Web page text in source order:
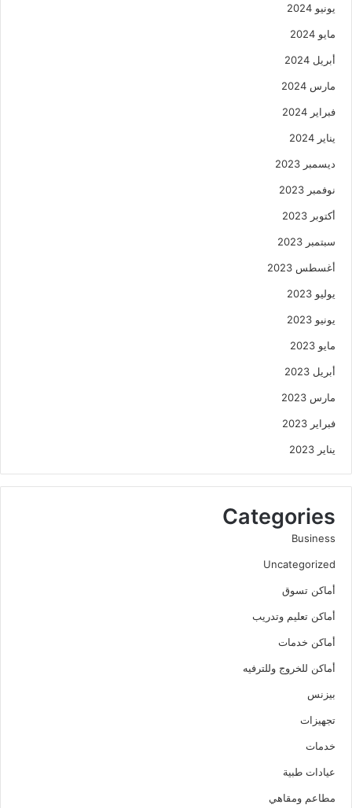
يونيو 2024
مايو 2024
أبريل 2024
مارس 2024
فبراير 2024
يناير 2024
ديسمبر 2023
نوفمبر 2023
أكتوبر 2023
سبتمبر 2023
أغسطس 2023
يوليو 2023
يونيو 2023
مايو 2023
أبريل 2023
مارس 2023
فبراير 2023
يناير 2023
Categories
Business
Uncategorized
أماكن تسوق
أماكن تعليم وتدريب
أماكن خدمات
أماكن للخروج وللترفيه
بيزنس
تجهيزات
خدمات
عيادات طبية
مطاعم ومقاهي